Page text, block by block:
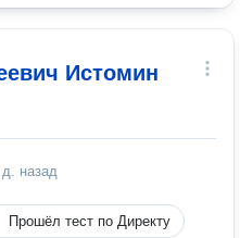
Истомин
назад
Прошёл тест по Директу